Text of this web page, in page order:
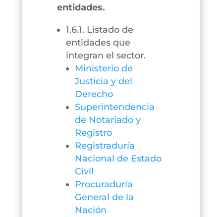
entidades.
1.6.1. Listado de
entidades que
integran el sector.
Ministerio de
Justicia y del
Derecho
Superintendencia
de Notariado y
Registro
Registraduría
Nacional de Estado
Civil
Procuraduría
General de la
Nación